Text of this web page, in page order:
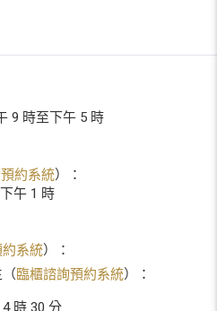
9 時至下午 5 時
約系統）：
午 1 時
約系統）：
臨櫃諮詢預約系統）：
時 30 分